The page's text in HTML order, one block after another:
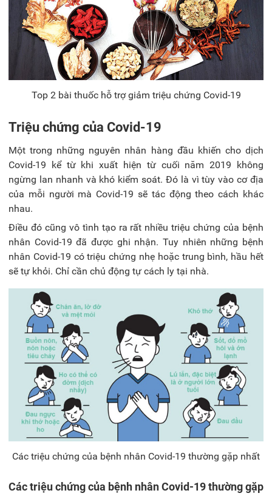
Top 2 bài thuốc hỗ trợ giảm triệu chứng Covid-19
Triệu chứng của Covid-19
Một trong những nguyên nhân hàng đầu khiến cho dịch
Covid-19 kể từ khi xuất hiện từ cuối năm 2019 không
ngừng lan nhanh và khó kiểm soát. Đó là vì tùy vào cơ địa
của mỗi người mà Covid-19 sẽ tác động theo cách khác
nhau.
Điều đó cũng vô tình tạo ra rất nhiều triệu chứng của bệnh
nhân Covid-19 đã được ghi nhận. Tuy nhiên những bệnh
nhân Covid-19 có triệu chứng nhẹ hoặc trung bình, hầu hết
sẽ tự khỏi. Chỉ cần chủ động tự cách ly tại nhà.
Các triệu chứng của bệnh nhân Covid-19 thường gặp nhất
Các triệu chứng của bệnh nhân Covid-19 thường gặp